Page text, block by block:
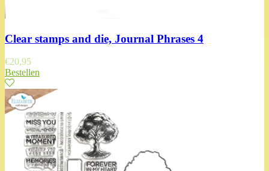
Clear stamps and die, Journal Phrases 4
€20,95
Bestellen